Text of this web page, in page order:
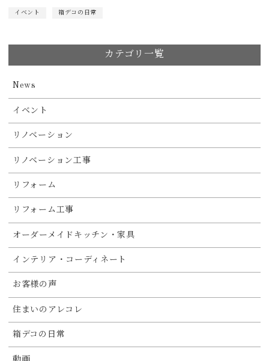
イベント 箱デコの日常
カテゴリ一覧
News
イベント
リノベーション
リノベーション工事
リフォーム
リフォーム工事
オーダーメイドキッチン・家具
インテリア・コーディネート
お客様の声
住まいのアレコレ
箱デコの日常